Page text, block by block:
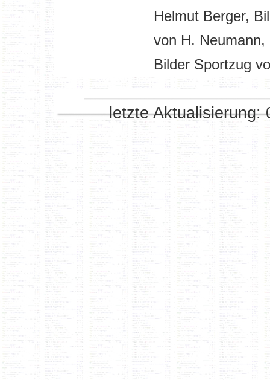
Helmut Berger,
von H.
Bilder Sportzug
letzte Aktualisierung: